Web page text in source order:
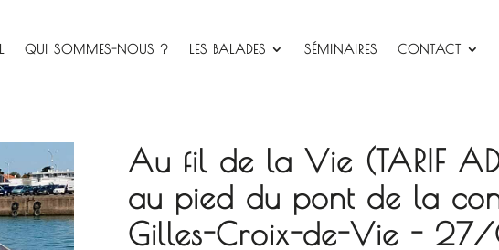
QUI SOMMES-NOUS ? LES BALADES SÉMINAIRES CONTACT
Au fil de la Vie (TARIF
au pied du pont de la
Gilles-Croix-de-Vie -